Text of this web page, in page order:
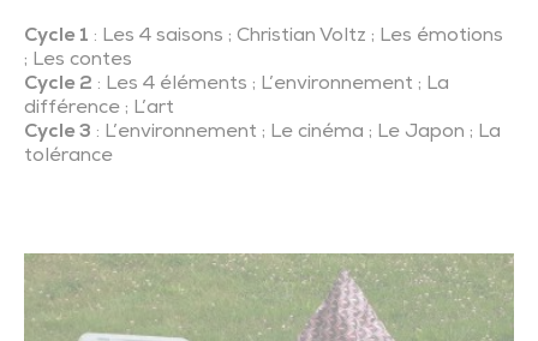
Cycle 1 : Les 4 saisons ; Christian Voltz ; Les émotions
; Les contes
Cycle 2 : Les 4 éléments ; L’environnement ; La
différence ; L’art
Cycle 3 : L’environnement ; Le cinéma ; Le Japon ; La
tolérance